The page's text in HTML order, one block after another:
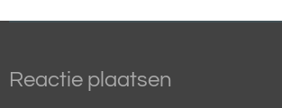
Reactie plaatsen